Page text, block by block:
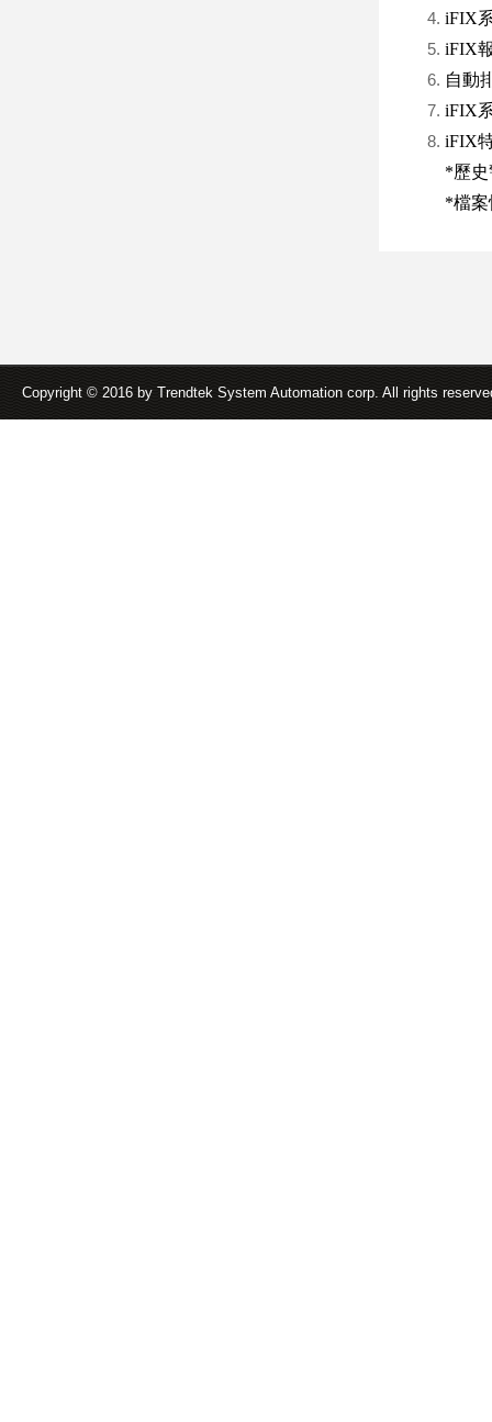
iFIX
iFIX
自動
iFIX
iFIX
*歷史
*檔案
Copyright © 2016 by Trendtek System Automation corp. All rights